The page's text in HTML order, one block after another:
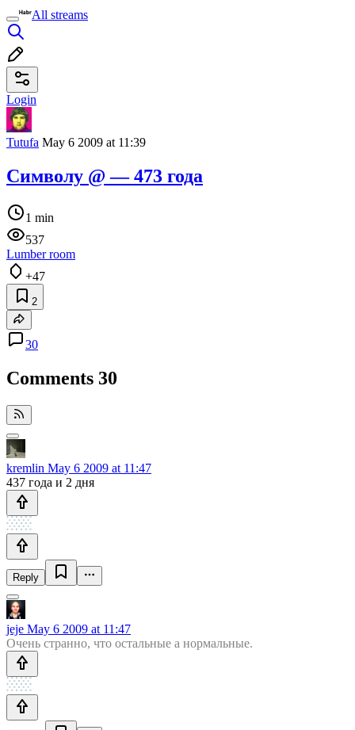
All streams
Login
Tutufa May 6 2009 at 11:39
Символу @ — 473 года
1 min
537
Lumber room
+47
2
30
Comments 30
kremlin May 6 2009 at 11:47
437 года и 2 дня
Reply
jeje May 6 2009 at 11:47
Очень странно, что остальные a нормальные.